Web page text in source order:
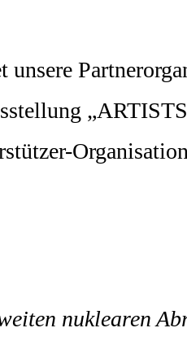
unsere
nuklearen